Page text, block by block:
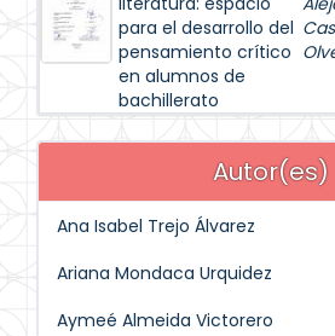
para el desarrollo del
pensamiento crítico
en alumnos de
bachillerato
Autor(es)
Ana Isabel Trejo Álvarez
Ariana Mondaca Urquidez
Aymeé Almeida Victorero